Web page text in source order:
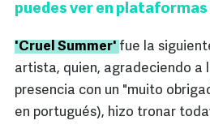
puedes ver en
'Cruel Summer' fue la
artista, quien, agradeciendo a
presencia con un "muito
en portugués), hizo tronar